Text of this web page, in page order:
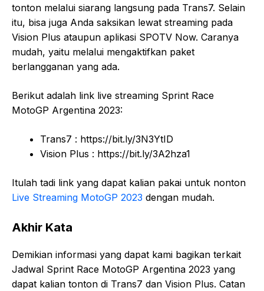
tonton melalui siarang langsung pada Trans7. Selain
itu, bisa juga Anda saksikan lewat streaming pada
Vision Plus ataupun aplikasi SPOTV Now. Caranya
mudah, yaitu melalui mengaktifkan paket
berlangganan yang ada.
Berikut adalah link live streaming Sprint Race
MotoGP Argentina 2023:
Trans7 : https://bit.ly/3N3YtID
Vision Plus : https://bit.ly/3A2hza1
Itulah tadi link yang dapat kalian pakai untuk nonton
Live Streaming MotoGP 2023 dengan mudah.
Akhir Kata
Demikian informasi yang dapat kami bagikan terkait
Jadwal Sprint Race MotoGP Argentina 2023 yang
dapat kalian tonton di Trans7 dan Vision Plus. Catan